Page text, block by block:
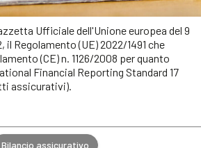
Ufficiale dell'Unione europea del 9
il Regolamento (UE) 2022/1491 che
(CE) n. 1126/2008 per quanto
Financial Reporting Standard 17
assicurativi).
Bilancio assicurativo